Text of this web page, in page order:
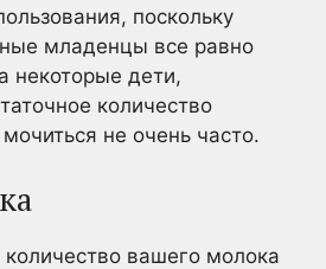
поскольку
младенцы все равно
некоторые дети,
количество
не очень часто.
количество вашего молока